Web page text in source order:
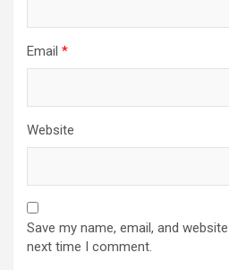
Email *
Website
Save my name, email, and
next time I comment.